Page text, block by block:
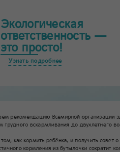
Экологическая
ответственность —
это просто!
Узнать подробнее
Всемирной организации
вскармливания до двухлетнего
как кормить ребёнка, и получить совет
кормления из бутылочки сократит